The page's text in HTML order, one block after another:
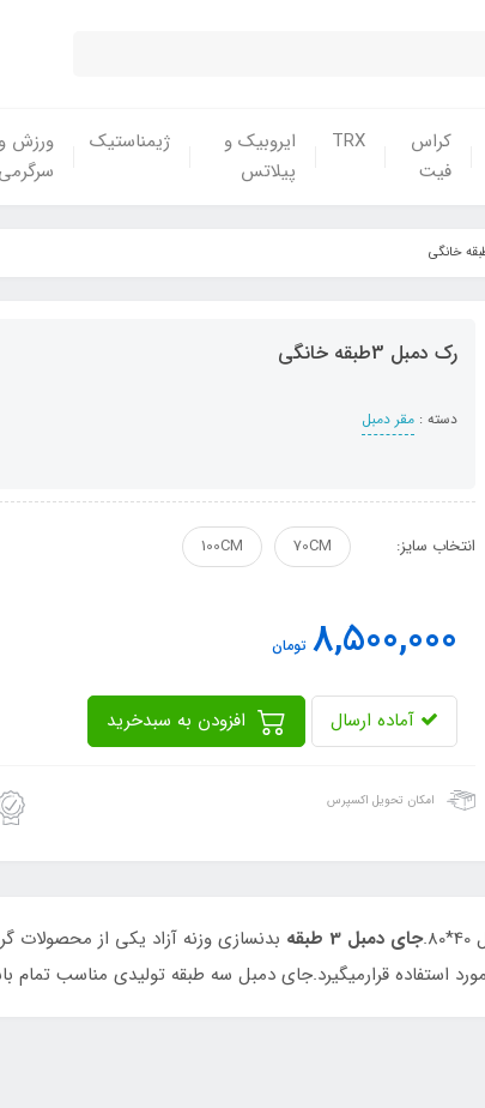
کراس
فیت
TRX
ایروبیک و
پیلاتس
ژیمناستیک
ورزش و
سرگرمی
رک دمبل 3طبقه خانگی
دسته : مقر دمبل
انتخاب سایز: 70CM
100CM
8,500,000 تومان
آماده ارسال
امکان تحویل اکسپرس
جای دمبل 3 طبقه
بدنسازی وزنه آزاد یکی از محصولات
استفاده قرارمیگیرد.جای دمبل سه طبقه تولیدی مناسب تمام